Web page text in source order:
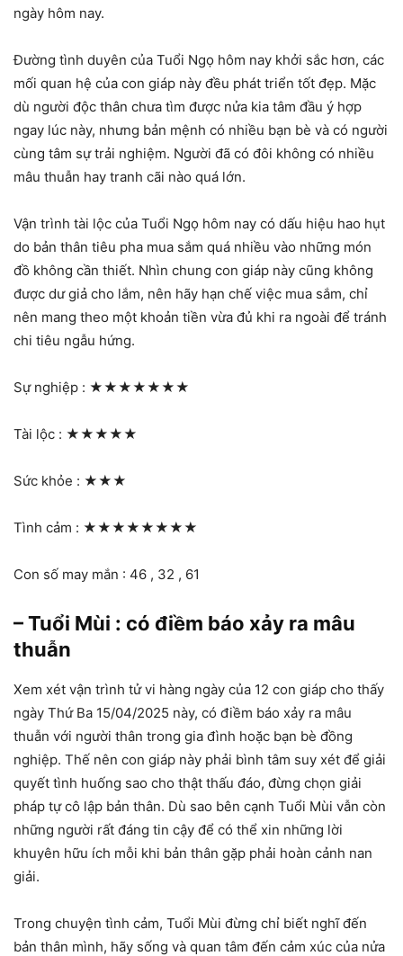
ngày hôm nay.
Đường tình duyên của Tuổi Ngọ hôm nay khởi sắc hơn, các
mối quan hệ của con giáp này đều phát triển tốt đẹp. Mặc
dù người độc thân chưa tìm được nửa kia tâm đầu ý hợp
ngay lúc này, nhưng bản mệnh có nhiều bạn bè và có người
cùng tâm sự trải nghiệm. Người đã có đôi không có nhiều
mâu thuẫn hay tranh cãi nào quá lớn.
Vận trình tài lộc của Tuổi Ngọ hôm nay có dấu hiệu hao hụt
do bản thân tiêu pha mua sắm quá nhiều vào những món
đồ không cần thiết. Nhìn chung con giáp này cũng không
được dư giả cho lắm, nên hãy hạn chế việc mua sắm, chỉ
nên mang theo một khoản tiền vừa đủ khi ra ngoài để tránh
chi tiêu ngẫu hứng.
Sự nghiệp : ★★★★★★★
Tài lộc : ★★★★★
Sức khỏe : ★★★
Tình cảm : ★★★★★★★★
Con số may mắn : 46 , 32 , 61
– Tuổi Mùi : có điềm báo xảy ra mâu
thuẫn
Xem xét vận trình tử vi hàng ngày của 12 con giáp cho thấy
ngày Thứ Ba 15/04/2025 này, có điềm báo xảy ra mâu
thuẫn với người thân trong gia đình hoặc bạn bè đồng
nghiệp. Thế nên con giáp này phải bình tâm suy xét để giải
quyết tình huống sao cho thật thấu đáo, đừng chọn giải
pháp tự cô lập bản thân. Dù sao bên cạnh Tuổi Mùi vẫn còn
những người rất đáng tin cậy để có thể xin những lời
khuyên hữu ích mỗi khi bản thân gặp phải hoàn cảnh nan
giải.
Trong chuyện tình cảm, Tuổi Mùi đừng chỉ biết nghĩ đến
bản thân mình, hãy sống và quan tâm đến cảm xúc của nửa